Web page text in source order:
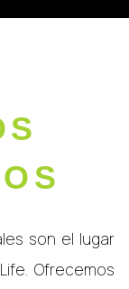
son el lugar
Ofrecemos